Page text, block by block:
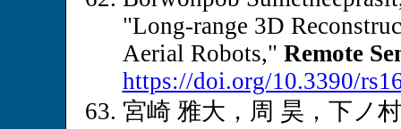
"Long-range 3D
Aerial Robots," Remote
https://doi.org/10.3390/
宮崎 雅大，周 昊，下ノ